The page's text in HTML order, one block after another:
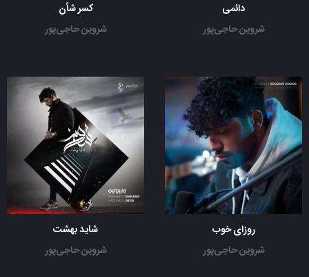
دائمی
شروین حاجی‌پور
کسر شأن
شروین حاجی‌پور
روزای خوب
شروین حاجی‌پور
شاید بهشت
شروین حاجی‌پور